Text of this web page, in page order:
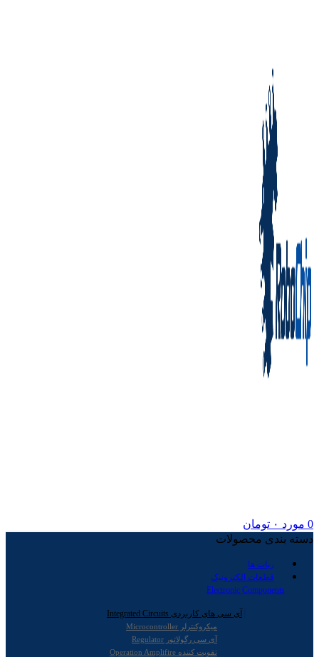
0 مورد ۰ تومان
دسته بندی محصولات
ربات ها
قطعات الکترونیک
Electronic Components
آی سی های کاربردی Integrated Circuits
میکروکنترلر Microcontroller
آی سی رگولاتور Regulator
تقویت کننده Operation Amplifire